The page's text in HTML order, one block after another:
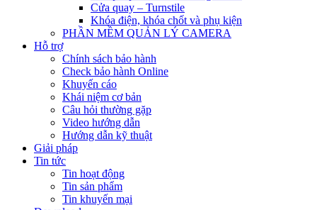
Cửa quay – Turnstile
Khóa điện, khóa chốt và phụ kiện
PHẦN MỀM QUẢN LÝ CAMERA
Hỗ trợ
Chính sách bảo hành
Check bảo hành Online
Khuyến cáo
Khái niệm cơ bản
Câu hỏi thường gặp
Video hướng dẫn
Hướng dẫn kỹ thuật
Giải pháp
Tin tức
Tin hoạt động
Tin sản phẩm
Tin khuyến mại